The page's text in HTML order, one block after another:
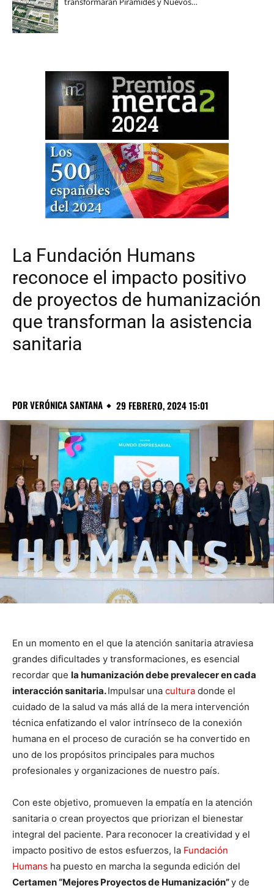
La Fundación Humans
reconoce el impacto positivo
de proyectos de humanización
que transforman la asistencia
sanitaria
PORVERÓNICA SANTANA 29 FEBRERO, 2024 15:01
En un momento en el que la atención sanitaria atraviesa
grandes dificultades y transformaciones, es esencial
recordar que la humanización debe prevalecer en cada
interacción sanitaria.Impulsar una cultura donde el
cuidado de la salud va más allá de la mera intervención
técnica enfatizando el valor intrínseco de la conexión
humana en el proceso de curación se ha convertido en
uno de los propósitos principales para muchos
profesionales y organizaciones de nuestro país.
Con este objetivo, promueven la empatía en la atención
sanitaria o crean proyectos que priorizan el bienestar
integral del paciente. Para reconocer la creatividad y el
impacto positivo de estos esfuerzos, la Fundación
Humans ha puesto en marcha la segunda edición del
Certamen “Mejores Proyectos de Humanización”y de